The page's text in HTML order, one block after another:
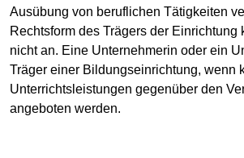
Ausübung von beruflichen Tätigkeiten
Rechtsform des Trägers der Einrichtung
nicht an. Eine Unternehmerin oder ein
Träger einer Bildungseinrichtung, wenn
Unterrichtsleistungen gegenüber den
angeboten werden.